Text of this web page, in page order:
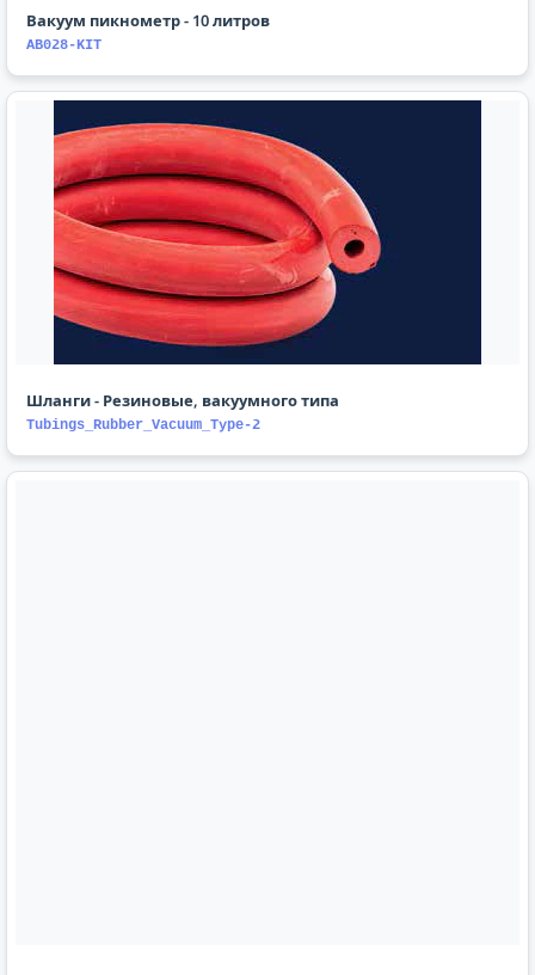
Вакуум пикнометр - 10 литров
AB028-KIT
Шланги - Резиновые, вакуумного типа
Tubings_Rubber_Vacuum_Type-2